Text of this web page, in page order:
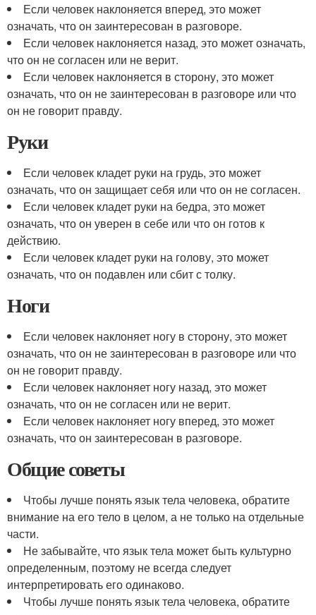
Если человек наклоняется вперед, это может
означать, что он заинтересован в разговоре.
Если человек наклоняется назад, это может означать,
что он не согласен или не верит.
Если человек наклоняется в сторону, это может
означать, что он не заинтересован в разговоре или что
он не говорит правду.
Руки
Если человек кладет руки на грудь, это может
означать, что он защищает себя или что он не согласен.
Если человек кладет руки на бедра, это может
означать, что он уверен в себе или что он готов к
действию.
Если человек кладет руки на голову, это может
означать, что он подавлен или сбит с толку.
Ноги
Если человек наклоняет ногу в сторону, это может
означать, что он не заинтересован в разговоре или что
он не говорит правду.
Если человек наклоняет ногу назад, это может
означать, что он не согласен или не верит.
Если человек наклоняет ногу вперед, это может
означать, что он заинтересован в разговоре.
Общие советы
Чтобы лучше понять язык тела человека, обратите
внимание на его тело в целом, а не только на отдельные
части.
Не забывайте, что язык тела может быть культурно
определенным, поэтому не всегда следует
интерпретировать его одинаково.
Чтобы лучше понять язык тела человека, обратите